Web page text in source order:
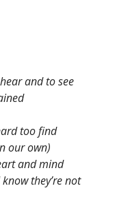
and to see
too find
our own)
and mind
they’re not